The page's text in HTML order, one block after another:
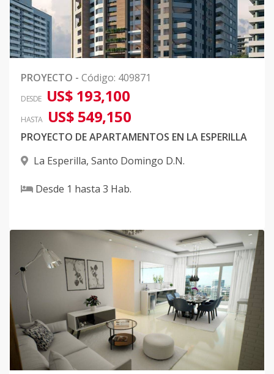
PROYECTO - Código: 409871
DESDE US$ 193,100
HASTA US$ 549,150
PROYECTO DE APARTAMENTOS EN LA ESPERILLA
La Esperilla, Santo Domingo D.N.
Desde 1 hasta 3 Hab.